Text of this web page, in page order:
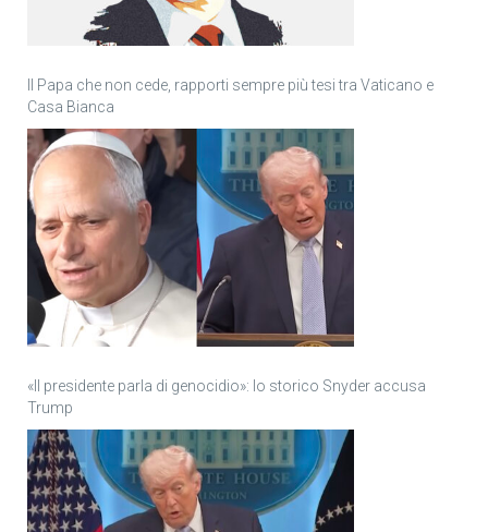
Il Papa che non cede, rapporti sempre più tesi tra Vaticano e
Casa Bianca
«Il presidente parla di genocidio»: lo storico Snyder accusa
Trump